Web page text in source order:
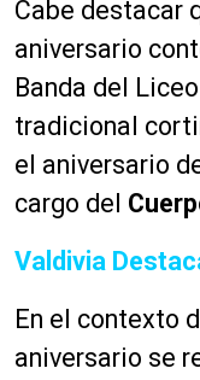
Cabe destacar
aniversario
Banda del
tradicional
el aniversario
cargo del
Valdivia
En el contexto
aniversario se